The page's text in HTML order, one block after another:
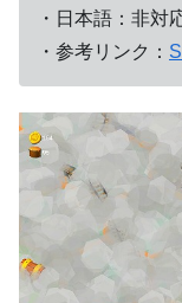
・日本語：非対
・参考リンク：